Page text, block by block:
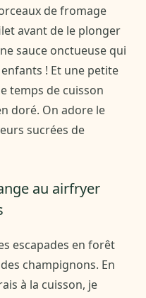
de fromage
avant de le plonger
sauce onctueuse qui
! Et une petite
temps de cuisson
doré. On adore le
sucrées de
au airfryer
escapades en forêt
champignons. En
à la cuisson, je